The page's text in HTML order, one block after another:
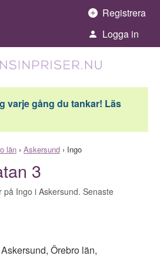
Registrera
Logga in
varje gång du tankar! Läs
län › Askersund › Ingo
3
Ingo i Askersund. Senaste
Askersund, Örebro län,